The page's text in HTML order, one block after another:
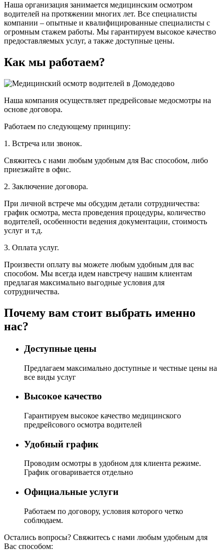
Наша организация занимается медицинским осмотром
водителей на протяжении многих лет. Все специалисты
компании – опытные и квалифицированные специалисты с
огромным стажем работы. Мы гарантируем высокое качество
предоставляемых услуг, а также доступные цены.
Как мы работаем?
Наша компания осуществляет предрейсовые медосмотры на
основе договора.
Работаем по следующему принципу:
1. Встреча или звонок.
Свяжитесь с нами любым удобным для Вас способом, либо
приезжайте в офис.
2. Заключение договора.
При личной встрече мы обсудим детали сотрудничества:
график осмотра, места проведения процедуры, количество
водителей, особенности ведения документации, стоимость
услуг и т.д.
3. Оплата услуг.
Произвести оплату вы можете любым удобным для вас
способом. Мы всегда идем навстречу нашим клиентам
предлагая максимально выгодные условия для
сотрудничества.
Почему вам стоит выбрать именно
нас?
Доступные цены
Предлагаем максимально доступные и честные цены на
все виды услуг
Высокое качество
Гарантируем высокое качество медицинского
предрейсового осмотра водителей
Удобный график
Проводим осмотры в удобном для клиента режиме.
График оговаривается отдельно
Официальные услуги
Работаем по договору, условия которого четко
соблюдаем.
Остались вопросы? Свяжитесь с нами любым удобным для
Вас способом: